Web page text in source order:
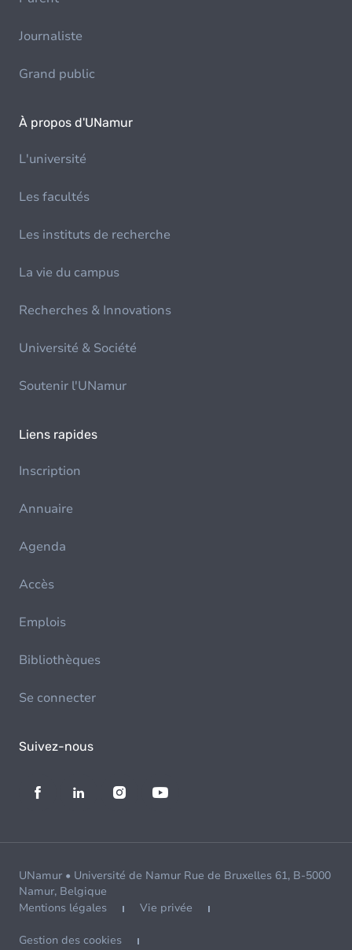
Journaliste
Grand public
À propos d'UNamur
L'université
Les facultés
Les instituts de recherche
La vie du campus
Recherches & Innovations
Université & Société
Soutenir l'UNamur
Liens rapides
Inscription
Annuaire
Agenda
Accès
Emplois
Bibliothèques
Se connecter
Suivez-nous
UNamur • Université de Namur Rue de Bruxelles 61, B-5000
Namur, Belgique
Mentions légales
Vie privée
Gestion des cookies